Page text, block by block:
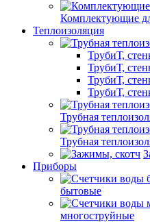
Комплектующие
Теплоизоляция
ТрубиТ,
ТрубиТ,
ТрубиТ,
ТрубиТ,
Трубная
Трубная
Приборы
бытовые
многоструйные